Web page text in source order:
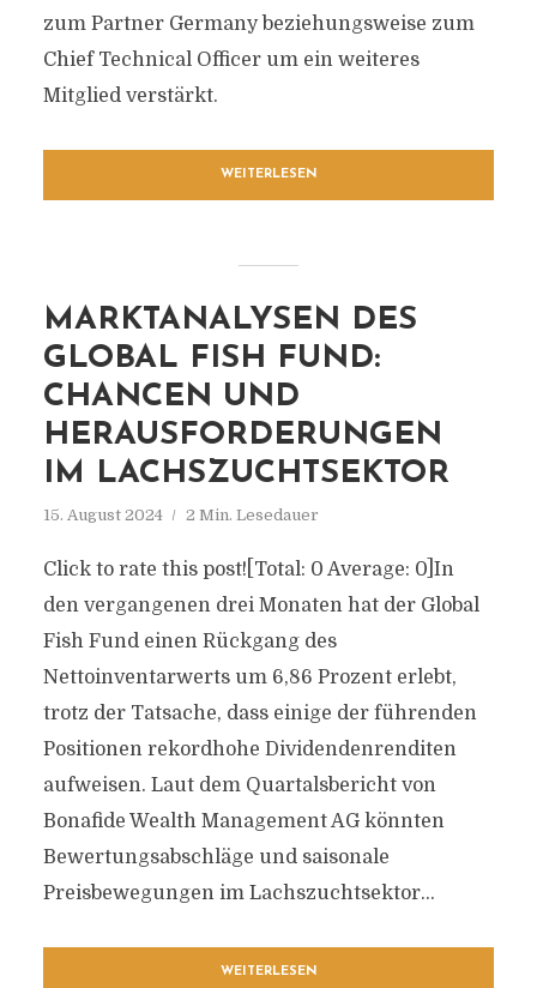
zum Partner Germany beziehungsweise zum
Chief Technical Officer um ein weiteres
Mitglied verstärkt.
WEITERLESEN
MARKTANALYSEN DES
GLOBAL FISH FUND:
CHANCEN UND
HERAUSFORDERUNGEN
IM LACHSZUCHTSEKTOR
15. August 2024 2 Min. Lesedauer
Click to rate this post![Total: 0 Average: 0]In
den vergangenen drei Monaten hat der Global
Fish Fund einen Rückgang des
Nettoinventarwerts um 6,86 Prozent erlebt,
trotz der Tatsache, dass einige der führenden
Positionen rekordhohe Dividendenrenditen
aufweisen. Laut dem Quartalsbericht von
Bonafide Wealth Management AG könnten
Bewertungsabschläge und saisonale
Preisbewegungen im Lachszuchtsektor...
WEITERLESEN